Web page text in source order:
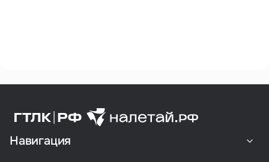
Навигация